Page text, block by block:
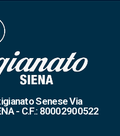
Senese Via
- C.F.: 80002900522